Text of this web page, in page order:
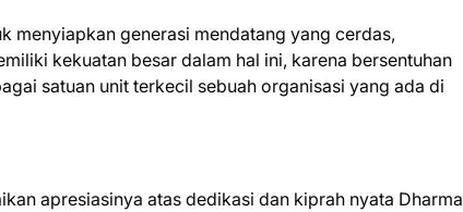
menyiapkan generasi mendatang yang cerdas,
kekuatan besar dalam hal ini, karena bersentuhan
satuan unit terkecil sebuah organisasi yang ada di
apresiasinya atas dedikasi dan kiprah nyata Dharma